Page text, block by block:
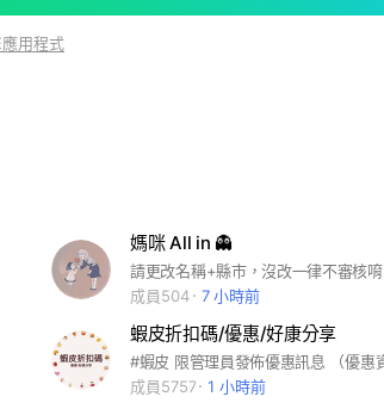
用程式
媽咪 All in 👻
請更改名稱+縣市，沒改一律不審核唷
成員504
7 小時前
蝦皮折扣碼/優惠/好康分享
成員5757
1 小時前